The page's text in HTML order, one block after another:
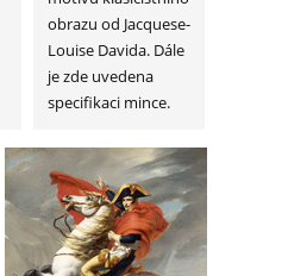
obrazu od Jacquese-
Louise Davida. Dále
je zde uvedena
specifikaci mince.